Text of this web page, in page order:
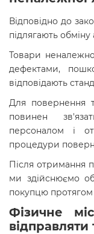
Відповідно до
підлягають
Товари
дефектами,
відповідають
Для повернення
повинен
персоналом і
процедури
Після отримання
ми здійснюємо
покупцю протягом
Фізичне
відправляти